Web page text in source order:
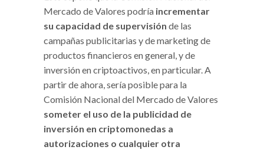
Mercado de Valores podría incrementar
su capacidad de supervisión de las
campañas publicitarias y de marketing de
productos financieros en general, y de
inversión en criptoactivos, en particular. A
partir de ahora, sería posible para la
Comisión Nacional del Mercado de Valores
someter el uso de la publicidad de
inversión en criptomonedas a
autorizaciones o cualquier otra